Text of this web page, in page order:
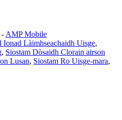
- AMP Mobile
Ionad Làimhseachaidh Uisge,
, Siostam Dòsaidh Clorain airson
Lusan, Siostam Ro Uisge-mara,